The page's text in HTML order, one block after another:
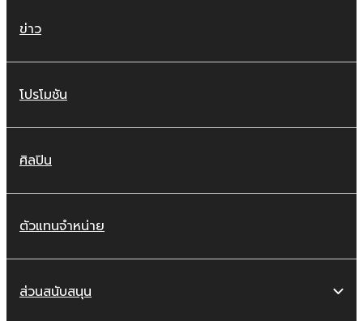
ข่าว
โปรโมชัน
ศิลปิน
ตัวแทนจำหน่าย
ส่วนสนับสนุน